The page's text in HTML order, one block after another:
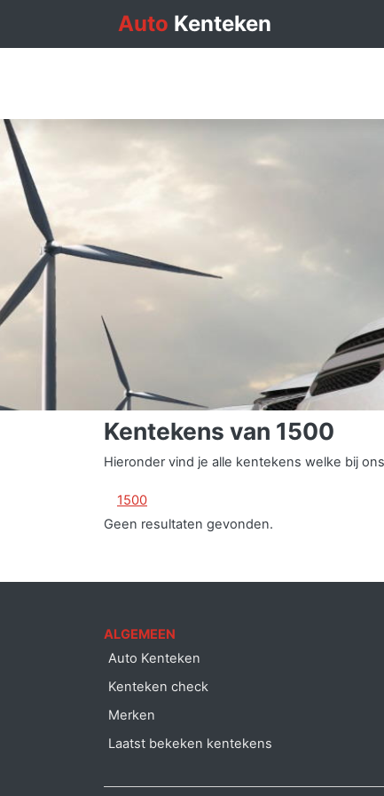
Auto Kenteken
Kentekens van 1500
Hieronder vind je alle kentekens welke bij
1500
Geen resultaten gevonden.
ALGEMEEN
Auto Kenteken
Kenteken check
Merken
Laatst bekeken kentekens